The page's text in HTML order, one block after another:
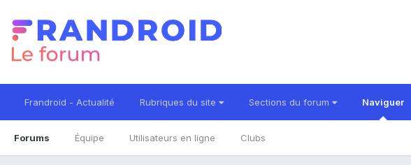
Frandroid - Actualité Rubriques du site Sections du forum Naviguer
Forums Équipe Utilisateurs en ligne Clubs